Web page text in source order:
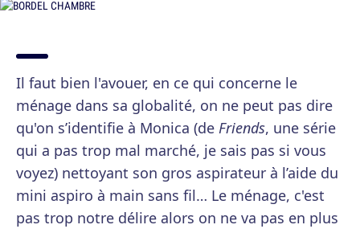
Il faut bien l'avouer, en ce qui concerne le
ménage dans sa globalité, on ne peut pas dire
qu'on s’identifie à Monica (de Friends, une série
qui a pas trop mal marché, je sais pas si vous
voyez) nettoyant son gros aspirateur à l’aide du
mini aspiro à main sans fil… Le ménage, c'est
pas trop notre délire alors on ne va pas en plus